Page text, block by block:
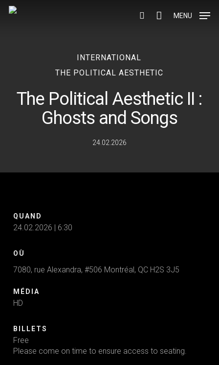
Skip
search
MENU
INTERNATIONAL
THE POLITICAL AESTHETIC
The Political Aesthetic II :
Ghosts and Songs
24.02.2026
QUAND
24.02.2026 | 6:30
OÙ
7080, rue Alexandra, #506 Montréal, QC H2S 3J5
MÉDIA
HD
BILLETS
Free
Please come on time to ensure access to seating.